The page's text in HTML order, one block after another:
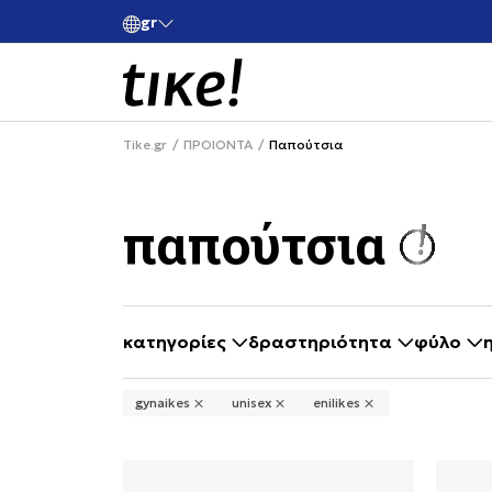
grΚάνε εγγραφή και κέρδισε -10% στην πρώτη σου
Tike.gr ΠΡΟΙΟΝΤΑ Παπούτσια
παπούτσια
selecting a filter closes the filters and
κατηγορίες δραστηριότητα φύλο
gynaikes unisex enilikes